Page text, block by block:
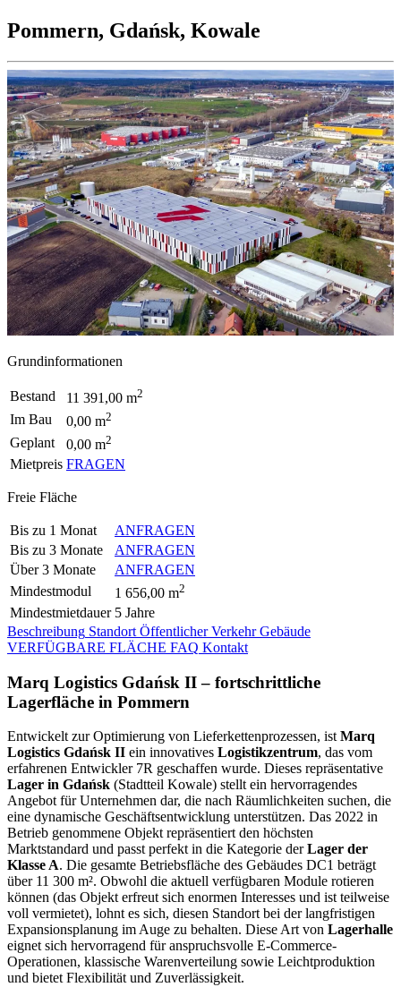
Pommern, Gdańsk, Kowale
Grundinformationen
Bestand 11 391,00 m2
Im Bau 0,00 m2
Geplant 0,00 m2
Mietpreis FRAGEN
Freie Fläche
Bis zu 1 Monat
ANFRAGEN
Bis zu 3 Monate
ANFRAGEN
Über 3 Monate
ANFRAGEN
Mindestmodul
1 656,00 m2
Mindestmietdauer 5 Jahre
Beschreibung Standort Öffentlicher Verkehr Gebäude
VERFÜGBARE FLÄCHE FAQ Kontakt
Marq Logistics Gdańsk II – fortschrittliche
Lagerfläche in Pommern
Entwickelt zur Optimierung von Lieferkettenprozessen, ist Marq
Logistics Gdańsk II ein innovatives Logistikzentrum, das vom
erfahrenen Entwickler 7R geschaffen wurde. Dieses repräsentative
Lager in Gdańsk (Stadtteil Kowale) stellt ein hervorragendes
Angebot für Unternehmen dar, die nach Räumlichkeiten suchen, die
eine dynamische Geschäftsentwicklung unterstützen. Das 2022 in
Betrieb genommene Objekt repräsentiert den höchsten
Marktstandard und passt perfekt in die Kategorie derLager der
Klasse A. Die gesamte Betriebsfläche des Gebäudes DC1 beträgt
über 11 300 m². Obwohl die aktuell verfügbaren Module rotieren
können (das Objekt erfreut sich enormen Interesses und ist teilweise
voll vermietet), lohnt es sich, diesen Standort bei der langfristigen
Expansionsplanung im Auge zu behalten. Diese Art von Lagerhalle
eignet sich hervorragend für anspruchsvolle E-Commerce-
Operationen, klassische Warenverteilung sowie Leichtproduktion
und bietet Flexibilität und Zuverlässigkeit.